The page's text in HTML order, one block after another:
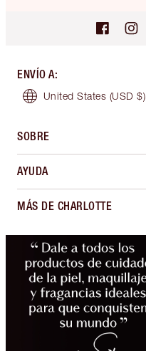
ENVÍO A:
United States (USD $)
SOBRE
AYUDA
MÁS DE CHARLOTTE